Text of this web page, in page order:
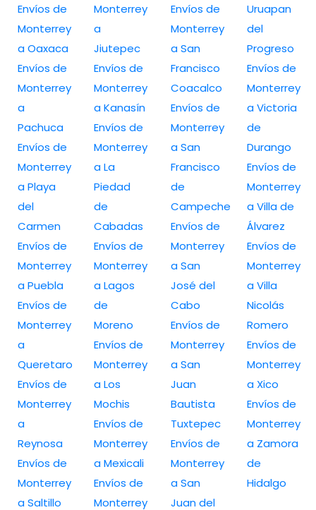
Envíos de
Monterrey
a Oaxaca
Envíos de
Monterrey
a
Pachuca
Envíos de
Monterrey
a Playa
del
Carmen
Envíos de
Monterrey
a Puebla
Envíos de
Monterrey
a
Queretaro
Envíos de
Monterrey
a
Reynosa
Envíos de
Monterrey
a Saltillo
Monterrey
a
Jiutepec
Envíos de
Monterrey
a Kanasín
Envíos de
Monterrey
a La
Piedad
de
Cabadas
Envíos de
Monterrey
a Lagos
de
Moreno
Envíos de
Monterrey
a Los
Mochis
Envíos de
Monterrey
a Mexicali
Envíos de
Monterrey
Envíos de
Monterrey
a San
Francisco
Coacalco
Envíos de
Monterrey
a San
Francisco
de
Campeche
Envíos de
Monterrey
a San
José del
Cabo
Envíos de
Monterrey
a San
Juan
Bautista
Tuxtepec
Envíos de
Monterrey
a San
Juan del
Uruapan
del
Progreso
Envíos de
Monterrey
a Victoria
de
Durango
Envíos de
Monterrey
a Villa de
Álvarez
Envíos de
Monterrey
a Villa
Nicolás
Romero
Envíos de
Monterrey
a Xico
Envíos de
Monterrey
a Zamora
de
Hidalgo